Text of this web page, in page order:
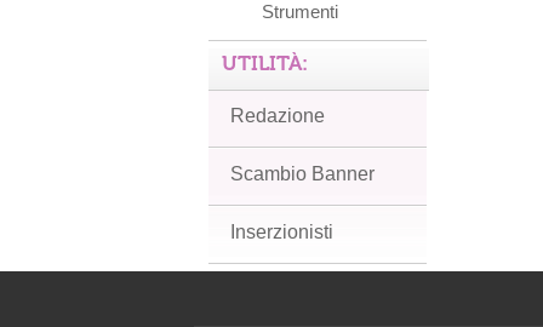
Strumenti
UTILITÀ:
Redazione
Scambio Banner
Inserzionisti